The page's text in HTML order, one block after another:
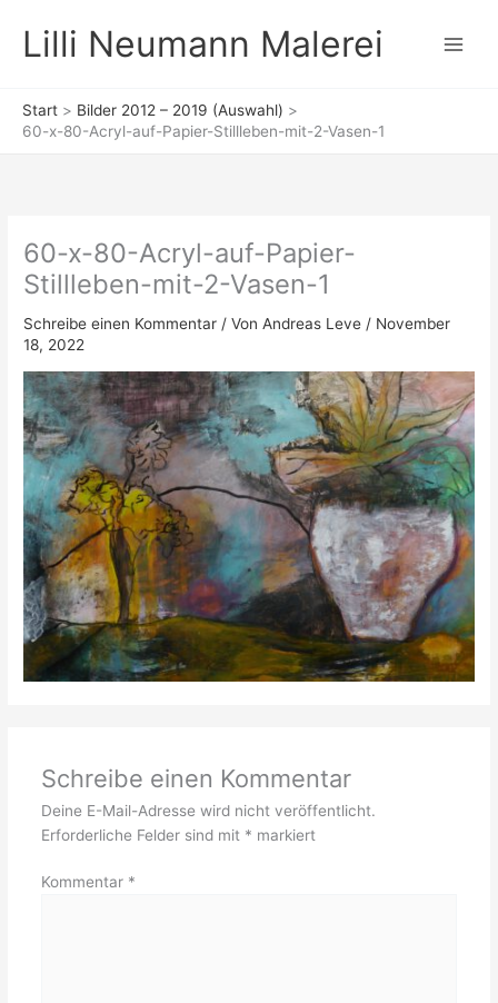
Inhalt
springen
Lilli Neumann Malerei
Start
Bilder 2012 – 2019 (Auswahl)
60-x-80-Acryl-auf-Papier-Stillleben-mit-2-Vasen-1
60-x-80-Acryl-auf-Papier-
Stillleben-mit-2-Vasen-1
Schreibe einen Kommentar / VonAndreas Leve / November
18, 2022
Schreibe einen Kommentar
Deine E-Mail-Adresse wird nicht veröffentlicht.
Erforderliche Felder sind mit * markiert
Kommentar *